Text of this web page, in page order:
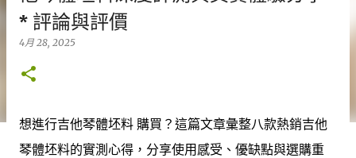
* 評論與評價
4月 28, 2025
想進行吉他琴體坯料 購買？這篇文章彙整八款熱銷吉他
琴體坯料的實測心得，分享使用感受、優缺點與選購重